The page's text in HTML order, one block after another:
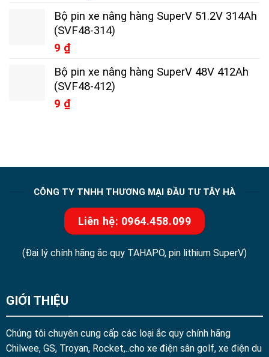
Bộ pin xe nâng hàng SuperV 51.2V 314Ah
(SVF48-314)
9 ₫
Bộ pin xe nâng hàng SuperV 48V 412Ah
(SVF48-412)
9 ₫
CÔNG TY TNHH THƯƠNG MẠI ĐẦU TƯ TÂY HÀ
Liên hệ: 0964.458.099
(Đại lý chính hãng ắc quy TAHAPO, pin lithium SuperV)
GIỚI THIỆU
Chúng tôi chuyên cung cấp các loại ắc quy chính hãng
Chilwee, GS, Troyan, Rocket,..cho xe điện sân golf, xe điện du